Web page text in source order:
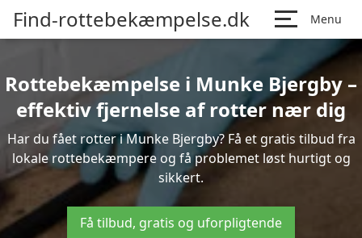
Find-rottebekæmpelse.dk Menu
Rottebekæmpelse i Munke Bjergby –
effektiv fjernelse af rotter nær dig
Har du fået rotter i Munke Bjergby? Få et gratis tilbud fra
lokale rottebekæmpere og få problemet løst hurtigt og
sikkert.
Få tilbud, gratis og uforpligtende